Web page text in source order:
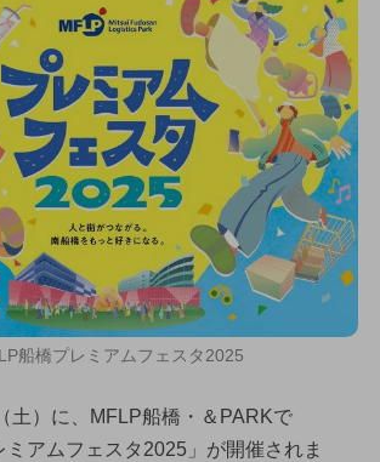
船橋プレミアムフェスタ2025
土）に、MFLP船橋・＆PARKで
ミアムフェスタ2025」が開催されま